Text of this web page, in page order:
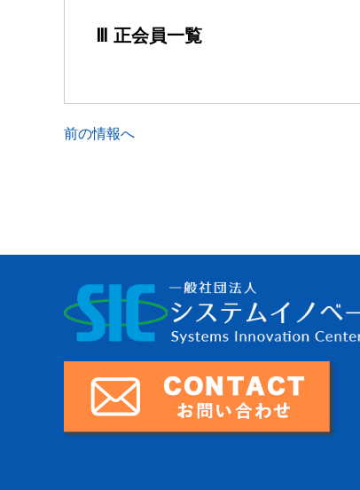
Ⅲ 正会員一覧
前の情報へ